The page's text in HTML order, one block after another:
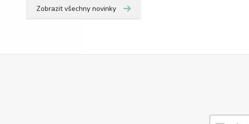
Zobrazit všechny novinky